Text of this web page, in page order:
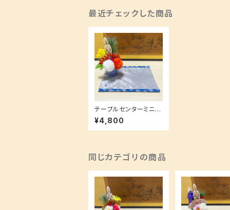
最近チェックした商品
テーブルセンターミニサ
イズ【ギフトにも大人気
☆】多様なコンパクトサ
イズ♪
¥4,800
同じカテゴリの商品